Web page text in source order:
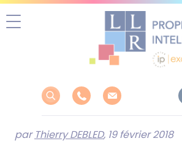
par Thierry DEBLED, 19 février 2018